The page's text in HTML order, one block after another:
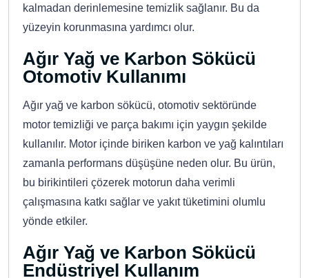
kalmadan derinlemesine temizlik sağlanır. Bu da
yüzeyin korunmasına yardımcı olur.
Ağır Yağ ve Karbon Sökücü
Otomotiv Kullanımı
Ağır yağ ve karbon sökücü, otomotiv sektöründe
motor temizliği ve parça bakımı için yaygın şekilde
kullanılır. Motor içinde biriken karbon ve yağ kalıntıları
zamanla performans düşüşüne neden olur. Bu ürün,
bu birikintileri çözerek motorun daha verimli
çalışmasına katkı sağlar ve yakıt tüketimini olumlu
yönde etkiler.
Ağır Yağ ve Karbon Sökücü
Endüstriyel Kullanım